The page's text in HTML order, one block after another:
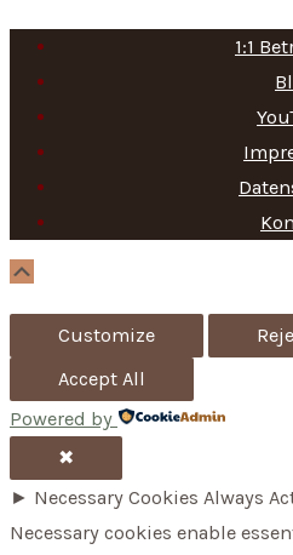
a
h
f
o
1:1
Customize
Accept All
Powered by
✖
► Necessary Cookies Always
Necessary cookies enable